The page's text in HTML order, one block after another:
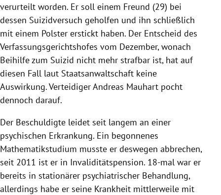
verurteilt worden. Er soll einem Freund (29) bei
dessen Suizidversuch geholfen und ihn schließlich
mit einem Polster erstickt haben. Der Entscheid des
Verfassungsgerichtshofes vom Dezember, wonach
Beihilfe zum Suizid nicht mehr strafbar ist, hat auf
diesen Fall laut Staatsanwaltschaft keine
Auswirkung. Verteidiger Andreas Mauhart pocht
dennoch darauf.
Der Beschuldigte leidet seit langem an einer
psychischen Erkrankung. Ein begonnenes
Mathematikstudium musste er deswegen abbrechen,
seit 2011 ist er in Invaliditätspension. 18-mal war er
bereits in stationärer psychiatrischer Behandlung,
allerdings habe er seine Krankheit mittlerweile mit